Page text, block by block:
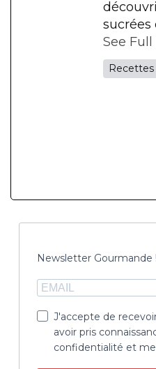
sucrées
See Full
Recettes
Newsletter Gourmande !
J'accepte de
avoir pris
confidentialité et